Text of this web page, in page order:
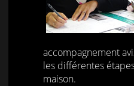
accompagnement
les différentes
maison.